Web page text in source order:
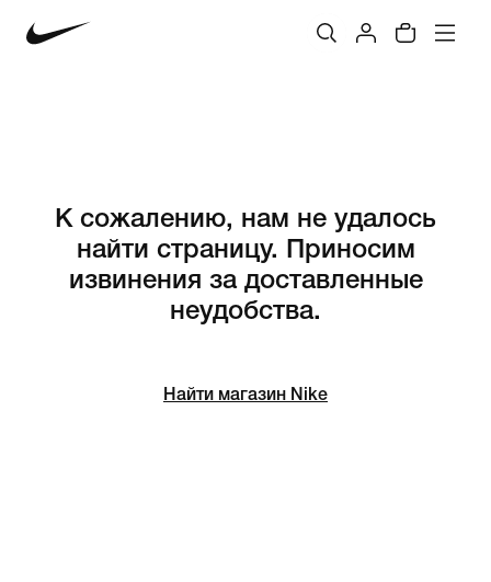
К сожалению, нам не удалось
найти страницу. Приносим
извинения за доставленные
неудобства.
Найти магазин Nike